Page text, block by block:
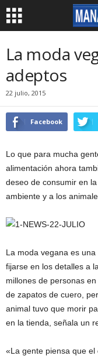
La moda
adeptos
22 julio, 2015
Facebook
Lo que para mucha
alimentación ahora
deseo de consumir en
ambiente y a los
La moda vegana es
fijarse en los detalles a
millones de personas
de zapatos de cuero,
animal tuvo que morir
en la tienda, señala un
«La gente piensa que